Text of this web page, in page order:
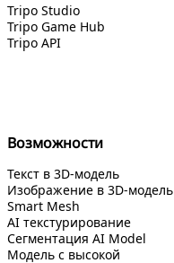
Tripo Studio
Tripo Game Hub
Tripo API
Возможности
Текст в 3D-модель
Изображение в 3D-модель
Smart Mesh
AI текстурирование
Сегментация AI Model
Модель с высокой